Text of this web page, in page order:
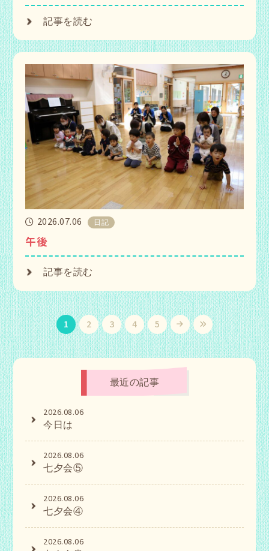
記事を読む
2026.07.06 日記
午後
記事を読む
1 2 3 4 5
最近の記事
2026.08.06
今日は
2026.08.06
七夕会⑤
2026.08.06
七夕会④
2026.08.06